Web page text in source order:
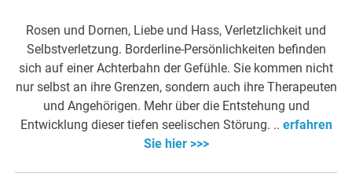
Rosen und Dornen, Liebe und Hass, Verletzlichkeit und
Selbstverletzung. Borderline-Persönlichkeiten befinden
sich auf einer Achterbahn der Gefühle. Sie kommen nicht
nur selbst an ihre Grenzen, sondern auch ihre Therapeuten
und Angehörigen. Mehr über die Entstehung und
Entwicklung dieser tiefen seelischen Störung. .. erfahren
Sie hier >>>